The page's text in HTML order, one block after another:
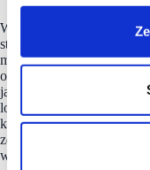
Wdrożone zmiany są
strategii
modelu współpracy,
oraz wykorzystaniu
jak i przedsiębiorców
lokalnie. Początek 2026
kontynuując rozwój
zespołem menedżerskim
w obszarze rozwoju na